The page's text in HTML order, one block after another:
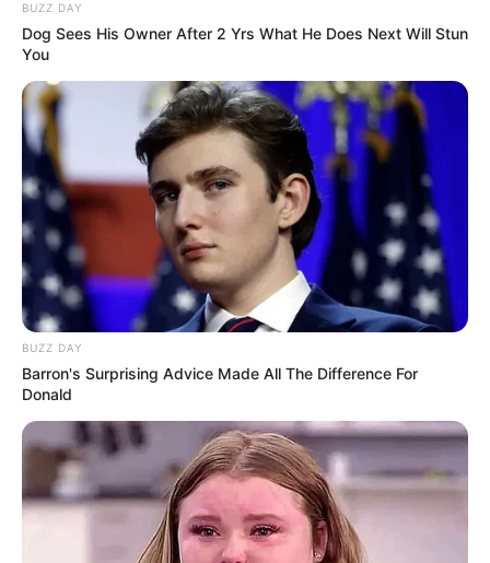
BUZZ DAY
Dog Sees His Owner After 2 Yrs What He Does Next Will Stun
You
BUZZ DAY
Barron's Surprising Advice Made All The Difference For
Donald